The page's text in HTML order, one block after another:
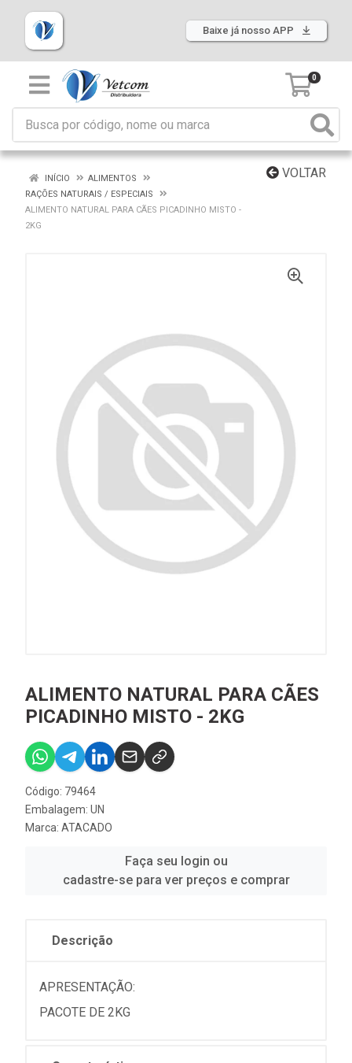
Baixe já nosso APP
0
VOLTAR
INÍCIO
ALIMENTOS
RAÇÕES NATURAIS / ESPECIAIS
ALIMENTO NATURAL PARA CÃES PICADINHO MISTO -
2KG
ALIMENTO NATURAL PARA CÃES
PICADINHO MISTO - 2KG
Código: 79464
Embalagem: UN
Marca: ATACADO
Faça seu login ou
cadastre-se para ver preços e comprar
Descrição
APRESENTAÇÃO:
PACOTE DE 2KG